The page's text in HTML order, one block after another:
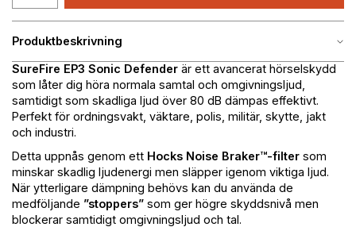
Produktbeskrivning
SureFire EP3 Sonic Defender är ett avancerat hörselskydd
som låter dig höra normala samtal och omgivningsljud,
samtidigt som skadliga ljud över 80 dB dämpas effektivt.
Perfekt för ordningsvakt, väktare, polis, militär, skytte, jakt
och industri.
Detta uppnås genom ett Hocks Noise Braker™-filter som
minskar skadlig ljudenergi men släpper igenom viktiga ljud.
När ytterligare dämpning behövs kan du använda de
medföljande ”stoppers” som ger högre skyddsnivå men
blockerar samtidigt omgivningsljud och tal.